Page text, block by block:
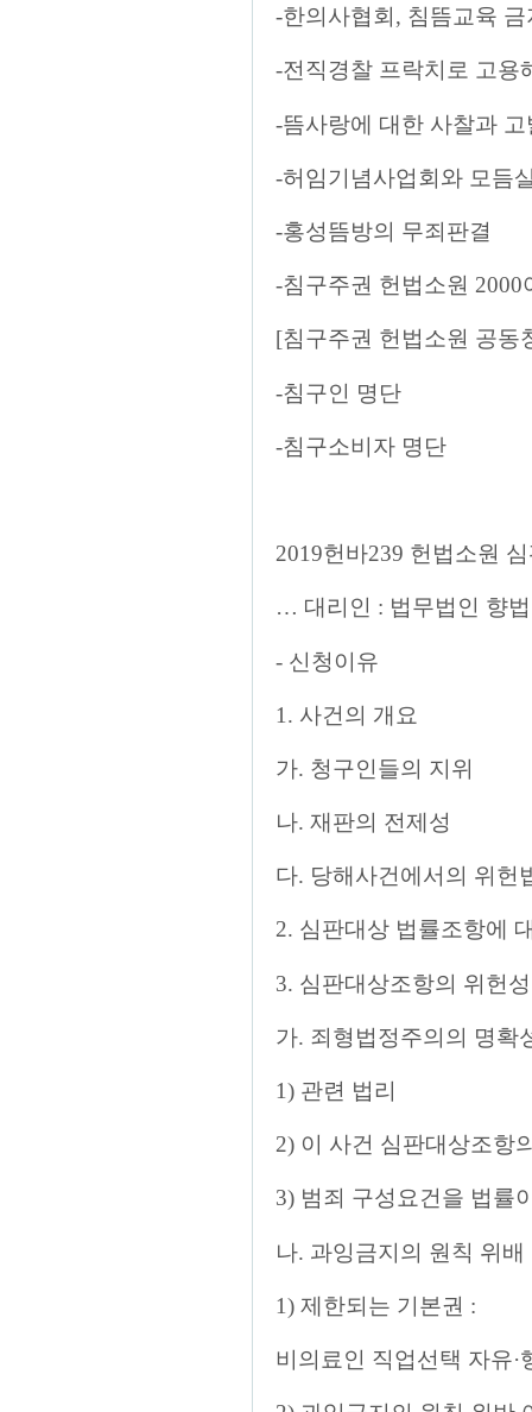
-한의사협회, 침뜸교육
-전직경찰 프락치로 고용
-뜸사랑에 대한 사찰과
-허임기념사업회와 모듬
-홍성뜸방의 무죄판결
-침구주권 헌법소원 2000
[침구주권 헌법소원 공동
-침구인 명단
-침구소비자 명단
2019헌바239 헌법소원
… 대리인 : 법무법인 향
- 신청이유
1. 사건의 개요
가. 청구인들의 지위
나. 재판의 전제성
다. 당해사건에서의 위헌
2. 심판대상 법률조항에
3. 심판대상조항의 위헌성
가. 죄형법정주의의 명확
1) 관련 법리
2) 이 사건 심판대상조항
3) 범죄 구성요건을 법률
나. 과잉금지의 원칙 위배
1) 제한되는 기본권 :
비의료인 직업선택 자유